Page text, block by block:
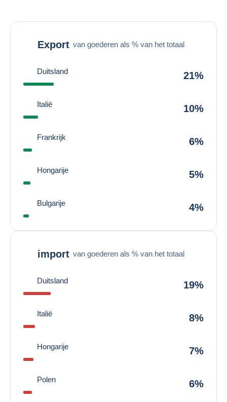
Export van goederen als % van het totaal
Duitsland 21%
Italië 10%
Frankrijk 6%
Hongarije 5%
Bulgarije 4%
import van goederen als % van het totaal
Duitsland 19%
Italië 8%
Hongarije 7%
Polen 6%